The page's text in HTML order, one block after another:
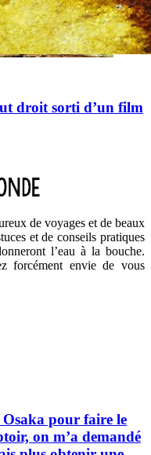
droit sorti d’un film
de voyages et de beaux
et de conseils pratiques
l’eau à la bouche.
forcément envie de vous
Osaka pour faire le
on m’a demandé